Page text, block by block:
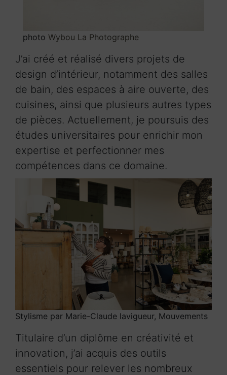
photo Wybou La Photographe
J’ai créé et réalisé divers projets de
design d’intérieur, notamment des salles
de bain, des espaces à aire ouverte, des
cuisines, ainsi que plusieurs autres types
de pièces. Actuellement, je poursuis des
études universitaires pour enrichir mon
expertise et perfectionner mes
compétences dans ce domaine.
Stylisme par Marie-Claude lavigueur, Mouvements
Titulaire d’un diplôme en créativité et
innovation, j’ai acquis des outils
essentiels pour relever les nombreux